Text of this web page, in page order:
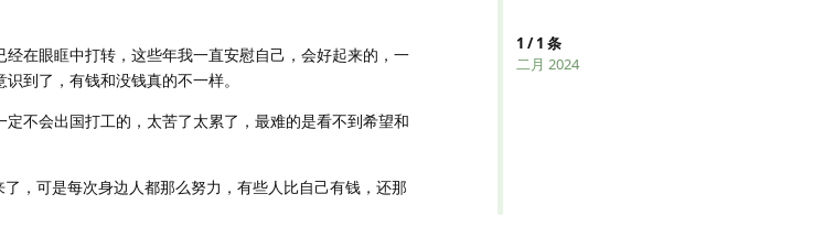
1 /1 条
二月 2024
在眼眶中打转，这些年我一直安慰自己，会好起来的，一
到了，有钱和没钱真的不一样。
不会出国打工的，太苦了太累了，最难的是看不到希望和
，可是每次身边人都那么努力，有些人比自己有钱，还那